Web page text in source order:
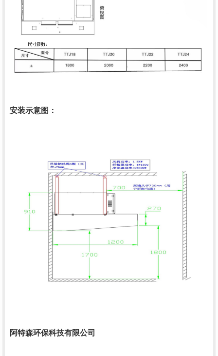
安装示意图：
阿特森环保科技有限公司